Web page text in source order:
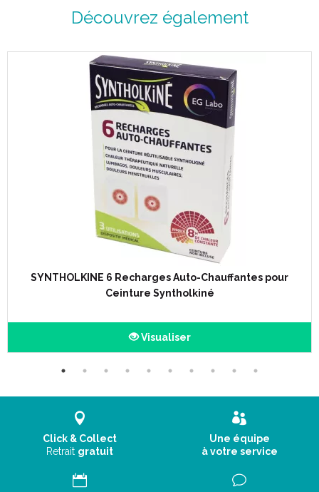
Découvrez également
SYNTHOLKINE 6 Recharges Auto-Chauffantes pour
Ceinture Syntholkiné
Visualiser
Click & Collect
Retrait gratuit
Une équipe
à votre service